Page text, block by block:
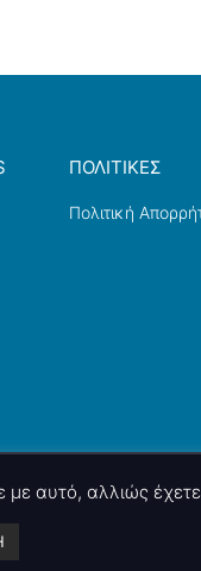
ΠΟΛΙΤΙΚΕΣ
Πολιτική
by
με αυτό, αλλιώς